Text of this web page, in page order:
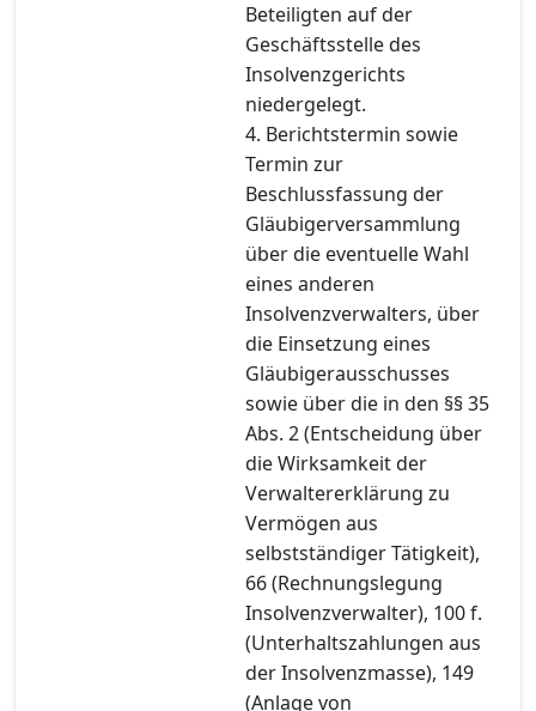
Beteiligten auf der
Geschäftsstelle des
Insolvenzgerichts
niedergelegt.
4. Berichtstermin sowie
Termin zur
Beschlussfassung der
Gläubigerversammlung
über die eventuelle Wahl
eines anderen
Insolvenzverwalters, über
die Einsetzung eines
Gläubigerausschusses
sowie über die in den §§ 35
Abs. 2 (Entscheidung über
die Wirksamkeit der
Verwaltererklärung zu
Vermögen aus
selbstständiger Tätigkeit),
66 (Rechnungslegung
Insolvenzverwalter), 100 f.
(Unterhaltszahlungen aus
der Insolvenzmasse), 149
(Anlage von